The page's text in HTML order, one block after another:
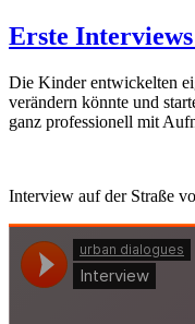
Erste
Die Kinder entwickelten
verändern könnte und
ganz professionell mit
Interview auf der Straße